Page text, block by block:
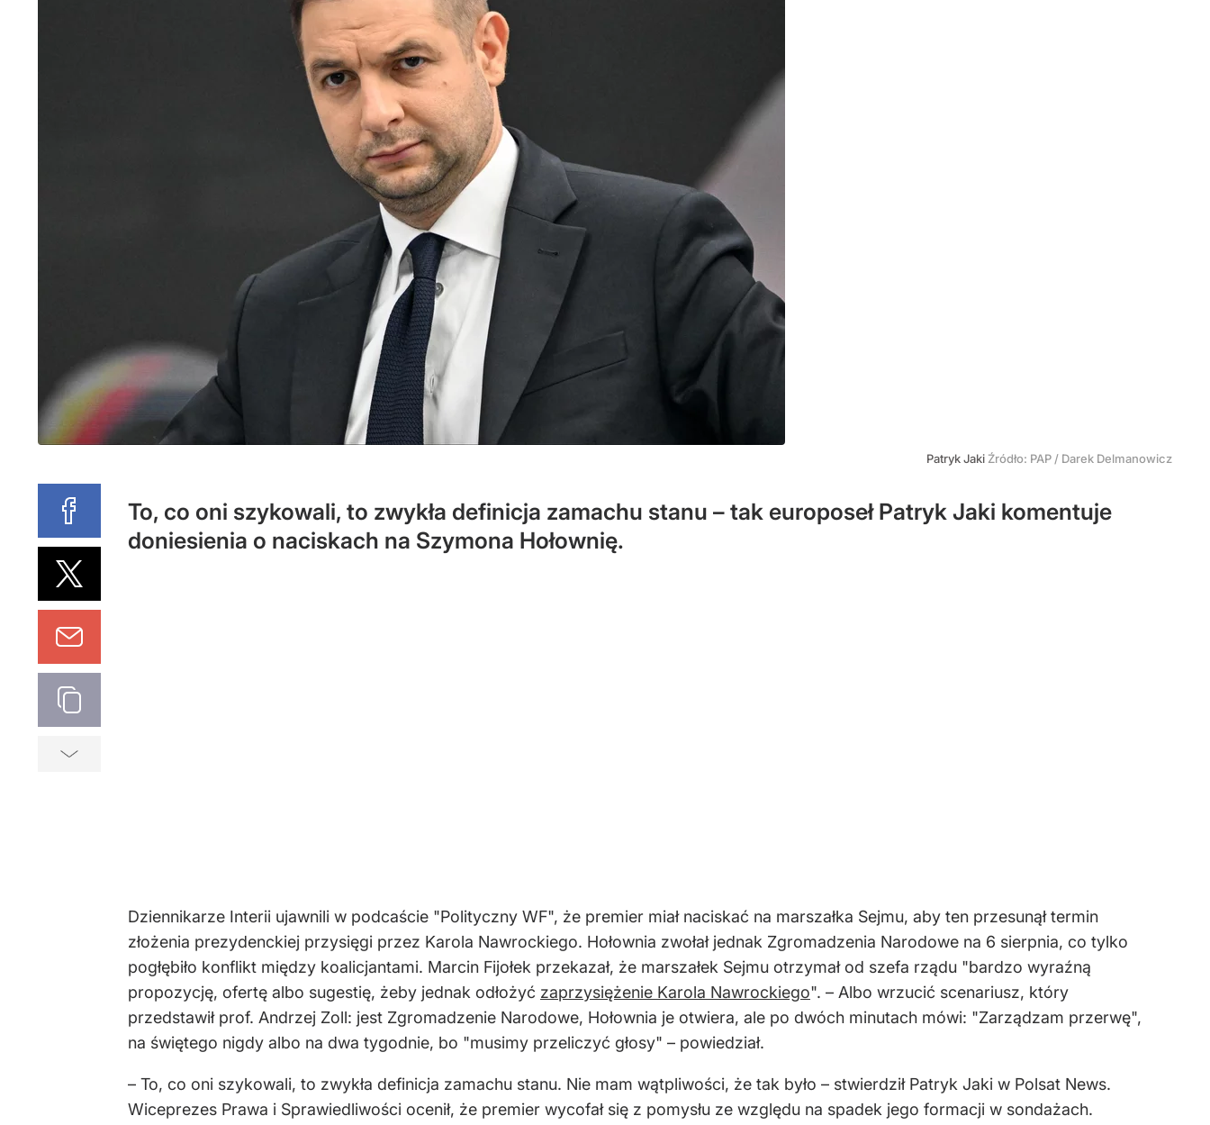
Patryk Jaki Źródło: PAP / Darek Delmanowicz
To, co oni szykowali, to zwykła definicja zamachu stanu – tak europoseł Patryk Jaki komentuje
doniesienia o naciskach na Szymona Hołownię.
Dziennikarze Interii ujawnili w podcaście "Polityczny WF", że premier miał naciskać na marszałka Sejmu, aby ten przesunął termin
złożenia prezydenckiej przysięgi przez Karola Nawrockiego. Hołownia zwołał jednak Zgromadzenia Narodowe na 6 sierpnia, co tylko
pogłębiło konflikt między koalicjantami. Marcin Fijołek przekazał, że marszałek Sejmu otrzymał od szefa rządu "bardzo wyraźną
propozycję, ofertę albo sugestię, żeby jednak odłożyć zaprzysiężenie Karola Nawrockiego". – Albo wrzucić scenariusz, który
przedstawił prof. Andrzej Zoll: jest Zgromadzenie Narodowe, Hołownia je otwiera, ale po dwóch minutach mówi: "Zarządzam przerwę",
na świętego nigdy albo na dwa tygodnie, bo "musimy przeliczyć głosy" – powiedział.
– To, co oni szykowali, to zwykła definicja zamachu stanu. Nie mam wątpliwości, że tak było – stwierdził Patryk Jaki w Polsat News.
Wiceprezes Prawa i Sprawiedliwości ocenił, że premier wycofał się z pomysłu ze względu na spadek jego formacji w sondażach.